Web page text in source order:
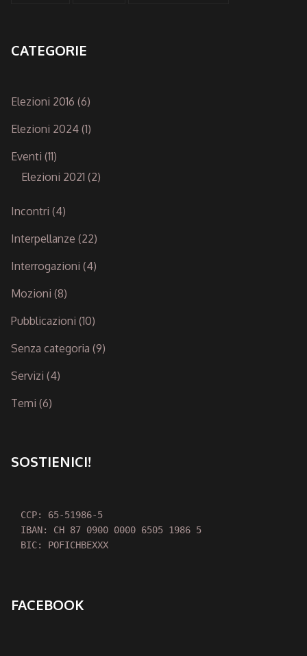
CATEGORIE
Elezioni 2016 (6)
Elezioni 2024 (1)
Eventi (11)
Elezioni 2021 (2)
Incontri (4)
Interpellanze (22)
Interrogazioni (4)
Mozioni (8)
Pubblicazioni (10)
Senza categoria (9)
Servizi (4)
Temi (6)
SOSTIENICI!
CCP: 65-51986-5
IBAN: CH 87 0900 0000 6505 1986 5
BIC: POFICHBEXXX
FACEBOOK